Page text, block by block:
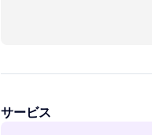
サービス